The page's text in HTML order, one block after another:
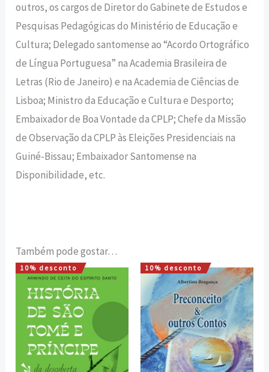
outros, os cargos de Diretor do Gabinete de Estudos e
Pesquisas Pedagógicas do Ministério de Educação e
Cultura; Delegado santomense ao “Acordo Ortográfico
de Língua Portuguesa” na Academia Brasileira de
Letras (Rio de Janeiro) e na Academia de Ciências de
Lisboa; Ministro da Educação e Cultura e Desporto;
Embaixador de Boa Vontade da CPLP; Chefe da Missão
de Observação da CPLP às Eleições Presidenciais na
Guiné-Bissau; Embaixador Santomense na
Disponibilidade, etc.
Também pode gostar…
10% desconto
O
preço
original
era:
20,00 €.
O
atual
é:
18,00 €.
10% desconto
O
preço
original
era:
6,00 €.
O
preço
atual
é:
5,40 €.